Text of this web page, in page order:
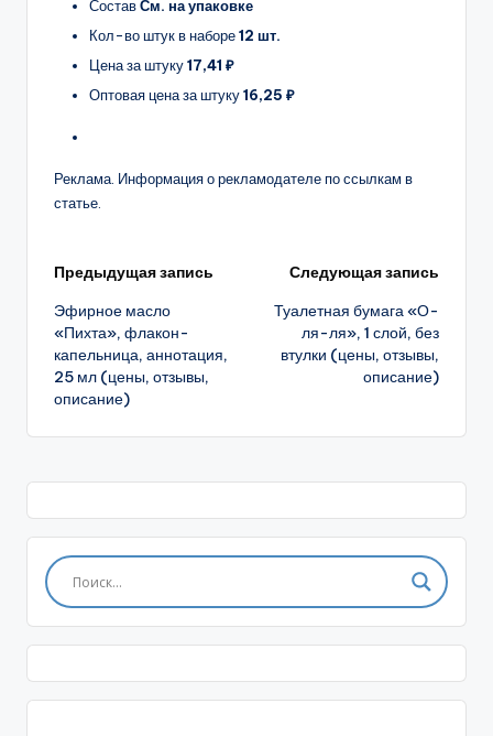
СоставСм. на упаковке
Кол-во штук в наборе12 шт.
Цена за штуку17,41 ₽
Оптовая цена за штуку16,25 ₽
Реклама. Информация о рекламодателе по ссылкам в
статье.
Навигация
записи
Предыдущая запись
Эфирное масло
«Пихта», флакон-
капельница, аннотация,
25 мл (цены, отзывы,
описание)
Следующая запись
Туалетная бумага «О-
ля-ля», 1 слой, без
втулки (цены, отзывы,
описание)